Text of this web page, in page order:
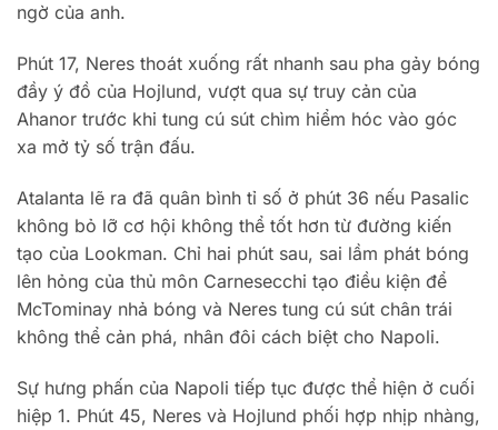
ngờ của anh.
Phút 17, Neres thoát xuống rất nhanh sau pha gảy bóng
đầy ý đồ của Hojlund, vượt qua sự truy cản của
Ahanor trước khi tung cú sút chìm hiểm hóc vào góc
xa mở tỷ số trận đấu.
Atalanta lẽ ra đã quân bình tỉ số ở phút 36 nếu Pasalic
không bỏ lỡ cơ hội không thể tốt hơn từ đường kiến
tạo của Lookman. Chỉ hai phút sau, sai lầm phát bóng
lên hỏng của thủ môn Carnesecchi tạo điều kiện để
McTominay nhả bóng và Neres tung cú sút chân trái
không thể cản phá, nhân đôi cách biệt cho Napoli.
Sự hưng phấn của Napoli tiếp tục được thể hiện ở cuối
hiệp 1. Phút 45, Neres và Hojlund phối hợp nhịp nhàng,